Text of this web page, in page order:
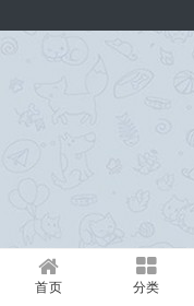
首页 分类